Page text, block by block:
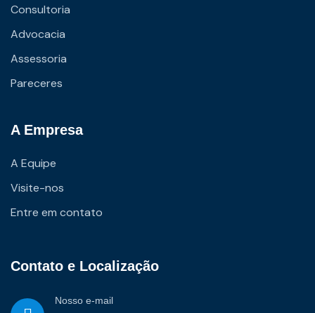
Consultoria
Advocacia
Assessoria
Pareceres
A Empresa
A Equipe
Visite-nos
Entre em contato
Contato e Localização
Nosso e-mail